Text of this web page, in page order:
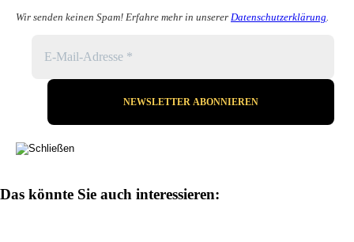
Wir senden keinen Spam! Erfahre mehr in unserer Datenschutzerklärung.
Das könnte Sie auch interessieren: